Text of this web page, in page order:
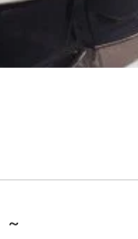
～